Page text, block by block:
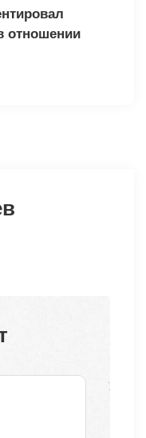
отношении